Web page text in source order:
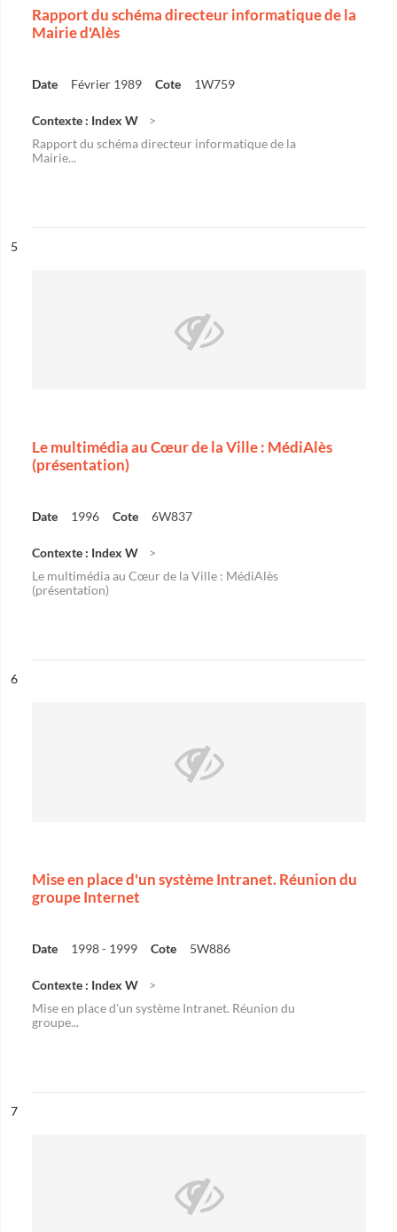
Rapport du schéma directeur informatique de la
Mairie d'Alès
Date Février 1989 Cote 1W759
Contexte : Index W
Rapport du schéma directeur informatique de la
Mairie...
n°
5
Le multimédia au Cœur de la Ville : MédiAlès
(présentation)
Date 1996 Cote 6W837
Contexte : Index W
Le multimédia au Cœur de la Ville : MédiAlès
(présentation)
n°
6
Mise en place d'un système Intranet. Réunion du
groupe Internet
Date 1998 - 1999 Cote 5W886
Contexte : Index W
Mise en place d'un système Intranet. Réunion du
groupe...
n°
7